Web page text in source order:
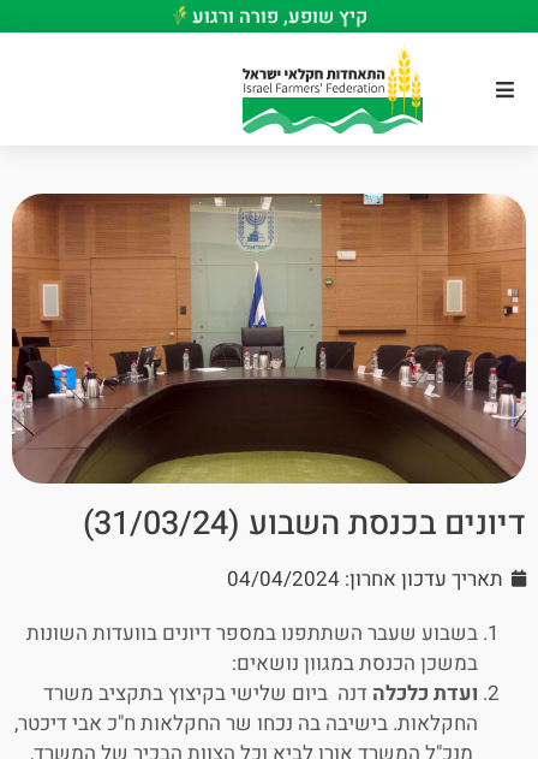
קיץ שופע, פורה ורגוע
דיונים בכנסת השבוע (31/03/24)
תאריך עדכון אחרון: 04/04/2024
בשבוע שעבר השתתפנו במספר דיונים בוועדות השונות
במשכן הכנסת במגוון נושאים:
ועדת כלכלה דנה ביום שלישי בקיצוץ בתקציב משרד
החקלאות. בישיבה בה נכחו שר החקלאות ח"כ אבי דיכטר,